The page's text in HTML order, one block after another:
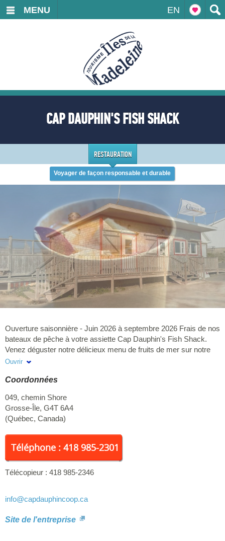
EN
MENU
CAP DAUPHIN'S FISH SHACK
RESTAURATION
Voyager de façon responsable et durable
Ouverture saisonnière - Juin 2026 à septembre 2026 Frais de nos
bateaux de pêche à votre assiette Cap Dauphin's Fish Shack.
Venez déguster notre délicieux menu de fruits de mer sur notre
terrasse.
Ouvrir
Coordonnées
049, chemin Shore
Grosse-Île, G4T 6A4
(Québec, Canada)
Téléphone : 418 985-2301
Télécopieur : 418 985-2346
info@capdauphincoop.ca
Site de l'entreprise